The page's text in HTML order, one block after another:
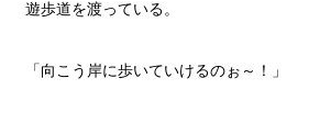
遊歩道を渡っている。
「向こう岸に歩いていけるのぉ～！」